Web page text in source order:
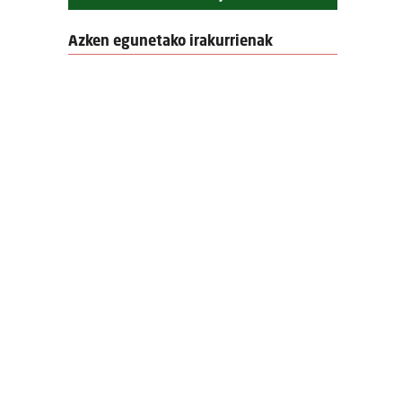
Azken egunetako irakurrienak